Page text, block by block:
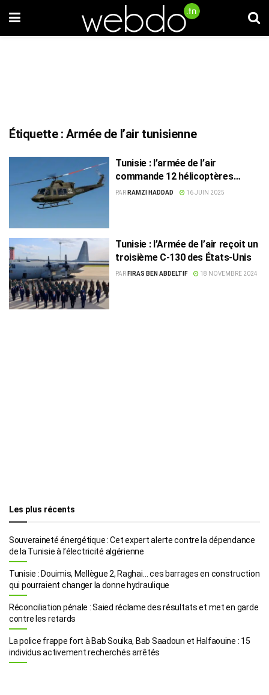
Étiquette :Armée de l’air tunisienne
Tunisie : l’armée de l’air
commande 12 hélicoptères
américains Bell
PAR RAMZI HADDAD 16 JUIN 2025
Tunisie : l’Armée de l’air reçoit un
troisième C-130 des États-Unis
PAR FIRAS BEN ABDELTIF 18 NOVEMBRE 2024
Les plus récents
Souveraineté énergétique : Cet expert alerte contre la dépendance
de la Tunisie à l’électricité algérienne
Tunisie : Douimis, Mellègue 2, Raghai… ces barrages en construction
qui pourraient changer la donne hydraulique
Réconciliation pénale : Saied réclame des résultats et met en garde
contre les retards
La police frappe fort à Bab Souika, Bab Saadoun et Halfaouine : 15
individus activement recherchés arrêtés